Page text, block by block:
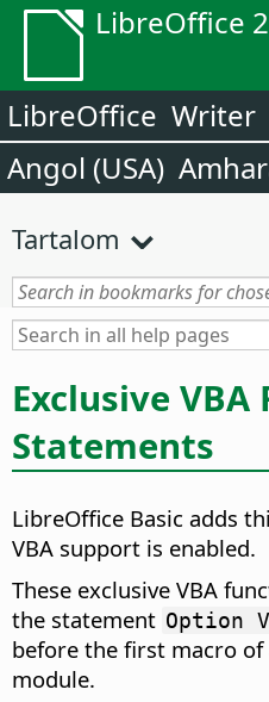
LibreOffice
LibreOffice Writer
Angol (USA)
Tartalom
Exclusive
Statements
LibreOffice Basic adds
VBA support is enabled.
These exclusive VBA
the statement Option
before the first macro of
module.